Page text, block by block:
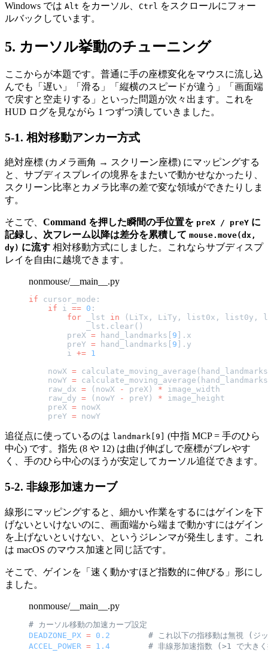
Windows では Alt をカーソル、 Ctrl をスクロールにフォー
ルバックしています。
5. カーソル挙動のチューニング
ここからが本題です。普通に手の座標変化をマウスに流し込
んでも「遅い」「滑る」「縦横のスピードが違う」「画面端
で戻すと空走りする」といった問題が次々出ます。これを
HUD ログを見ながら 1 つずつ潰していきました。
5-1. 相対移動アンカー方式
絶対座標 (カメラ画角 → スクリーン座標) にマッピングする
と、サブディスプレイの境界をまたいで動かせなかったり、
スクリーン比率とカメラ比率の差で変な領域ができたりしま
す。
そこで、 Command を押した瞬間の手位置を preX / preY に
記録し、次フレーム以降は差分を累積して mouse.move(dx,
dy) に流す 相対移動方式にしました。これならサブディスプ
レイを自由に越境できます。
nonmouse/__main__.py
if cursor_mode:
    if
i == 0 :
        for
_lst in (LiTx, LiTy, list0x, list0y,
            _lst.clear()
        preX
= hand_landmarks[ 9 ].x
        preY
= hand_landmarks[ 9 ].y
        i
+= 1
    nowX
=
    nowY
=
    raw_dx
= (nowX - preX) * image_width
    raw_dy
= (nowY - preY) * image_height
    preX
= nowX
    preY
= nowY
追従点に使っているのは landmark[9]
(中指 MCP = 手のひら
中心) です。指先 (8 や 12) は曲げ伸ばしで座標がブレやす
く、手のひら中心のほうが安定してカーソル追従できます。
5-2. 非線形加速カーブ
線形にマッピングすると、細かい作業をするにはゲインを下
げないといけないのに、画面端から端まで動かすにはゲイン
を上げないといけない、というジレンマが発生します。これ
は macOS のマウス加速と同じ話です。
そこで、ゲインを「速く動かすほど指数的に伸びる」形にし
ました。
nonmouse/__main__.py
# カーソル移動の加速カーブ設定
DEADZONE_PX = 0.2
# これ以下の指移動は無視 (ジ
ACCEL_POWER = 1.4
# 非線形加速指数 (>1 で大きく